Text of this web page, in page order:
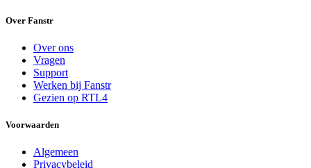
Over Fanstr
Over ons
Vragen
Support
Werken bij Fanstr
Gezien op RTL4
Voorwaarden
Algemeen
Privacybeleid